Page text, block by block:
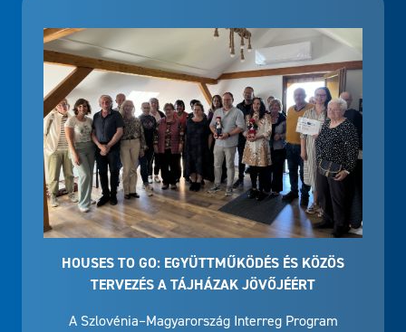
HOUSES TO GO: EGYÜTTMŰKÖDÉS ÉS KÖZÖS
TERVEZÉS A TÁJHÁZAK JÖVŐJÉÉRT
A Szlovénia–Magyarország Interreg Program